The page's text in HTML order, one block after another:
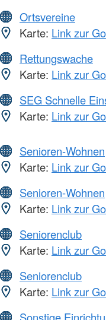
Ortsvereine
Karte: Link zur
Rettungswache
Karte: Link zur
SEG Schnelle
Karte: Link zur
Senioren-Wohnen
Karte: Link zur
Senioren-Wohnen
Karte: Link zur
Seniorenclub
Karte: Link zur
Seniorenclub
Karte: Link zur